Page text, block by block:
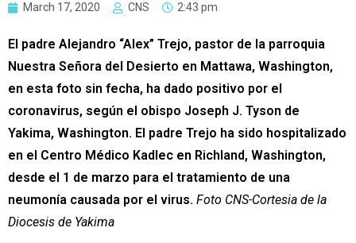
March 17, 2020 CNS 2:43 pm
El padre Alejandro “Alex” Trejo, pastor de la parroquia
Nuestra Señora del Desierto en Mattawa, Washington,
en esta foto sin fecha, ha dado positivo por el
coronavirus, según el obispo Joseph J. Tyson de
Yakima, Washington. El padre Trejo ha sido hospitalizado
en el Centro Médico Kadlec en Richland, Washington,
desde el 1 de marzo para el tratamiento de una
neumonía causada por el virus. Foto CNS-Cortesia de la
Diocesis de Yakima